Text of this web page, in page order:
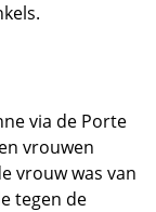
via de Porte
vrouwen
vrouw was van
tegen de